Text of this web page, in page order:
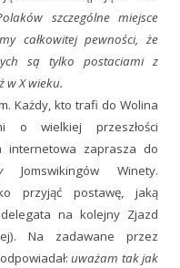
szczególne miejsce
całkowitej pewności, że
są tylko postaciami z
w X wieku.
Każdy, kto trafi do Wolina
o wielkiej przeszłości
internetowa zaprasza do
Jomswikingów Winety.
przyjąć postawę, jaką
na kolejny Zjazd
Na zadawane przez
uważam tak jak